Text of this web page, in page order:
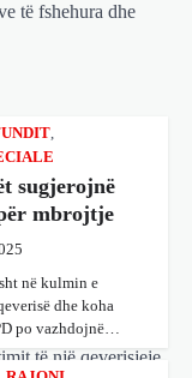
të fshehura dhe
ketë qasje të plotë te
është garancia
Rexhepi.
së besimit të
të një qeverisjeje
në kulmin e
po vazhdojnë…
ndërprerjes
për
në Londër,
hartuar një plan
të…